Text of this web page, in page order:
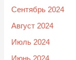
Сентябрь 2024
Август 2024
Июль 2024